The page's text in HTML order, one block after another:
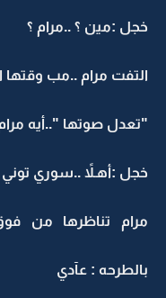
خجل :مين ؟ ..مرام ؟
التفت مرام ..مب وقتها
"تعدل صوتها "..أيه
خجل :أهـلاً ..سوري
مرام تناظرها من
بالطرحه : عآدي